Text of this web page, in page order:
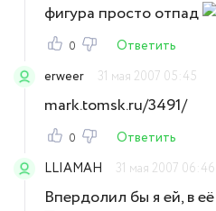
фигура просто отпад
0
Ответить
erweer
31 мая 2007 05:45
mark.tomsk.ru/3491/
0
Ответить
LLIAMAH
31 мая 2007 06:46
Впердолил бы я ей, в